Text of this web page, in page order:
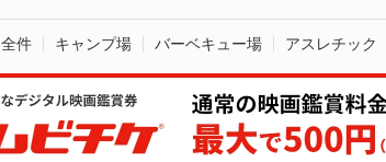
全件 キャンプ場 バーベキュー場 アスレチック